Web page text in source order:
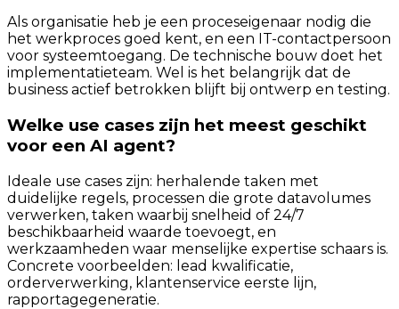
Als organisatie heb je een proceseigenaar nodig die
het werkproces goed kent, en een IT-contactpersoon
voor systeemtoegang. De technische bouw doet het
implementatieteam. Wel is het belangrijk dat de
business actief betrokken blijft bij ontwerp en testing.
Welke use cases zijn het meest geschikt
voor een AI agent?
Ideale use cases zijn: herhalende taken met
duidelijke regels, processen die grote datavolumes
verwerken, taken waarbij snelheid of 24/7
beschikbaarheid waarde toevoegt, en
werkzaamheden waar menselijke expertise schaars is.
Concrete voorbeelden: lead kwalificatie,
orderverwerking, klantenservice eerste lijn,
rapportagegeneratie.